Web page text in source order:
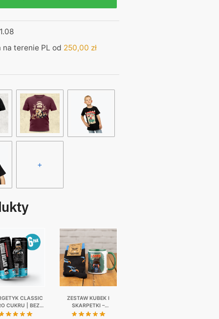
terenie PL od 250,00 zł
+
CLASSIC
CUKRU | BEZ
| 6-PAK | 6 X
ZESTAW KUBEK I
SKARPETKI –
NIEWAŻNE CO MAM W